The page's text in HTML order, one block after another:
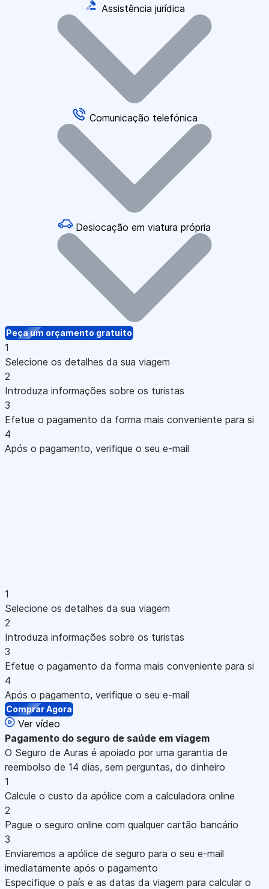
Assistência jurídica
Comunicação telefónica
Deslocação em viatura própria
Peça um orçamento gratuito
1
Selecione os detalhes da sua viagem
2
Introduza informações sobre os turistas
3
Efetue o pagamento da forma mais conveniente para si
4
Após o pagamento, verifique o seu e-mail
1
Selecione os detalhes da sua viagem
2
Introduza informações sobre os turistas
3
Efetue o pagamento da forma mais conveniente para si
4
Após o pagamento, verifique o seu e-mail
Comprar Agora
Ver vídeo
Pagamento do seguro de saúde em viagem
O Seguro de Auras é apoiado por uma garantia de
reembolso de 14 dias, sem perguntas, do dinheiro
1
Calcule o custo da apólice com a calculadora online
2
Pague o seguro online com qualquer cartão bancário
3
Enviaremos a apólice de seguro para o seu e-mail
imediatamente após o pagamento
Especifique o país e as datas da viagem para calcular o